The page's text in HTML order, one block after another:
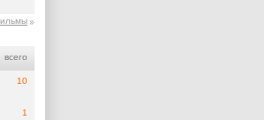
всего
10
1